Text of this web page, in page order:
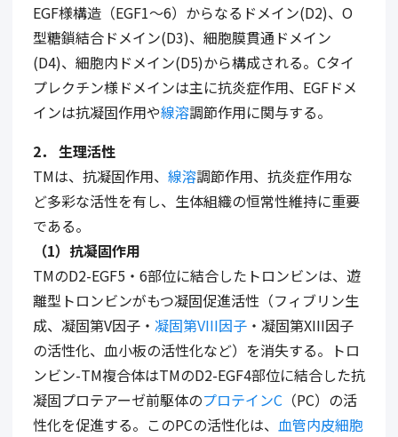
EGF様構造（EGF1～6）からなるドメイン(D2)、 O
型糖鎖結合ドメイン(D3)、細胞膜貫通ドメイン
(D4)、細胞内ドメイン(D5)から構成される。 Cタイ
プレクチン様ドメインは主に抗炎症作用、 EGFドメ
インは抗凝固作用や線溶調節作用に関与する。
2． 生理活性
TMは、抗凝固作用、 線溶調節作用、抗炎症作用な
ど多彩な活性を有し、生体組織の恒常性維持に重要
である。
（1）抗凝固作用
TMのD2-EGF5 ・ 6部位に結合したトロンビンは、遊
離型トロンビンがもつ凝固促進活性（フィブリン生
成、凝固第V因子・ 凝固第VIII因子・凝固第XIII因子
の活性化、血小板の活性化など）を消失する。トロ
ンビン-TM複合体はTMのD2-EGF4部位に結合した抗
凝固プロテアーゼ前駆体のプロテインC（PC）の活
性化を促進する。このPCの活性化は、 血管内皮細胞